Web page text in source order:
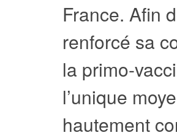
France. Afin
renforcé sa
la primo-
l’unique
hautement